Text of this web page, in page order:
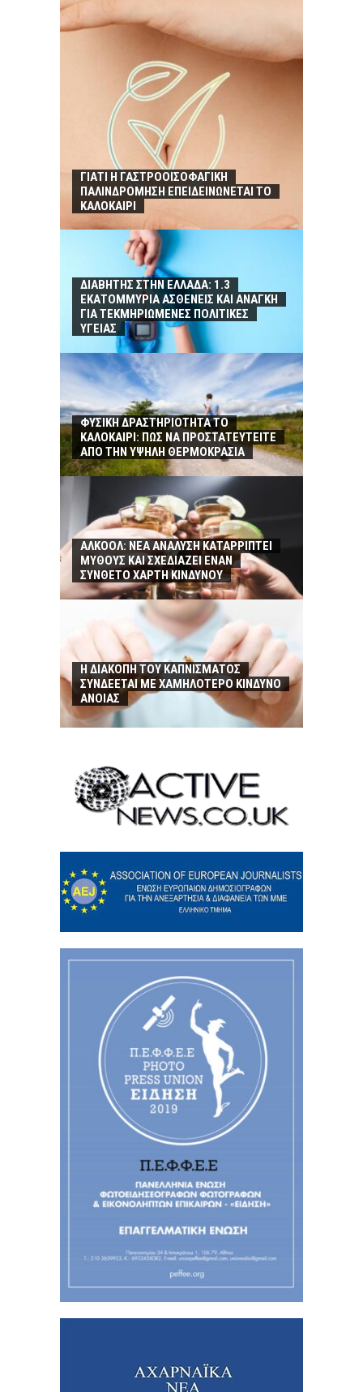
ΓΙΑΤΙ Η ΓΑΣΤΡΟΟΙΣΟΦΑΓΙΚΗ
ΠΑΛΙΝΔΡΟΜΗΣΗ ΕΠΕΙΔΕΙΝΩΝΕΤΑΙ ΤΟ
ΚΑΛΟΚΑΙΡΙ
ΔΙΑΒΗΤΗΣ ΣΤΗΝ ΕΛΛΑΔΑ: 1.3
ΕΚΑΤΟΜΜΥΡΙΑ ΑΣΘΕΝΕΙΣ ΚΑΙ ΑΝΑΓΚΗ
ΓΙΑ ΤΕΚΜΗΡΙΩΜΕΝΕΣ ΠΟΛΙΤΙΚΕΣ
ΥΓΕΙΑΣ
ΦΥΣΙΚΗ ΔΡΑΣΤΗΡΙΟΤΗΤΑ ΤΟ
ΚΑΛΟΚΑΙΡΙ: ΠΩΣ ΝΑ ΠΡΟΣΤΑΤΕΥΤΕΙΤΕ
ΑΠΟ ΤΗΝ ΥΨΗΛΗ ΘΕΡΜΟΚΡΑΣΙΑ
ΑΛΚΟΟΛ: ΝΕΑ ΑΝΑΛΥΣΗ ΚΑΤΑΡΡΙΠΤΕΙ
ΜΥΘΟΥΣ ΚΑΙ ΣΧΕΔΙΑΖΕΙ ΕΝΑΝ
ΣΥΝΘΕΤΟ ΧΑΡΤΗ ΚΙΝΔΥΝΟΥ
Η ΔΙΑΚΟΠΗ ΤΟΥ ΚΑΠΝΙΣΜΑΤΟΣ
ΣΥΝΔΕΕΤΑΙ ΜΕ ΧΑΜΗΛΟΤΕΡΟ ΚΙΝΔΥΝΟ
ΑΝΟΙΑΣ